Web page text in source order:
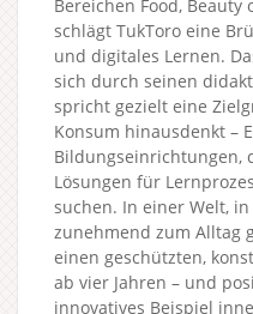
Bereichen Food,
schlägt TukToro eine
und digitales Lernen.
sich durch seinen
spricht gezielt eine
Konsum hinausdenkt –
Bildungseinrichtungen,
Lösungen für
suchen. In einer Welt,
zunehmend zum Alltag
einen geschützten,
ab vier Jahren – und
innovatives Beispiel